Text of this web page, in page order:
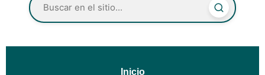
Inicio